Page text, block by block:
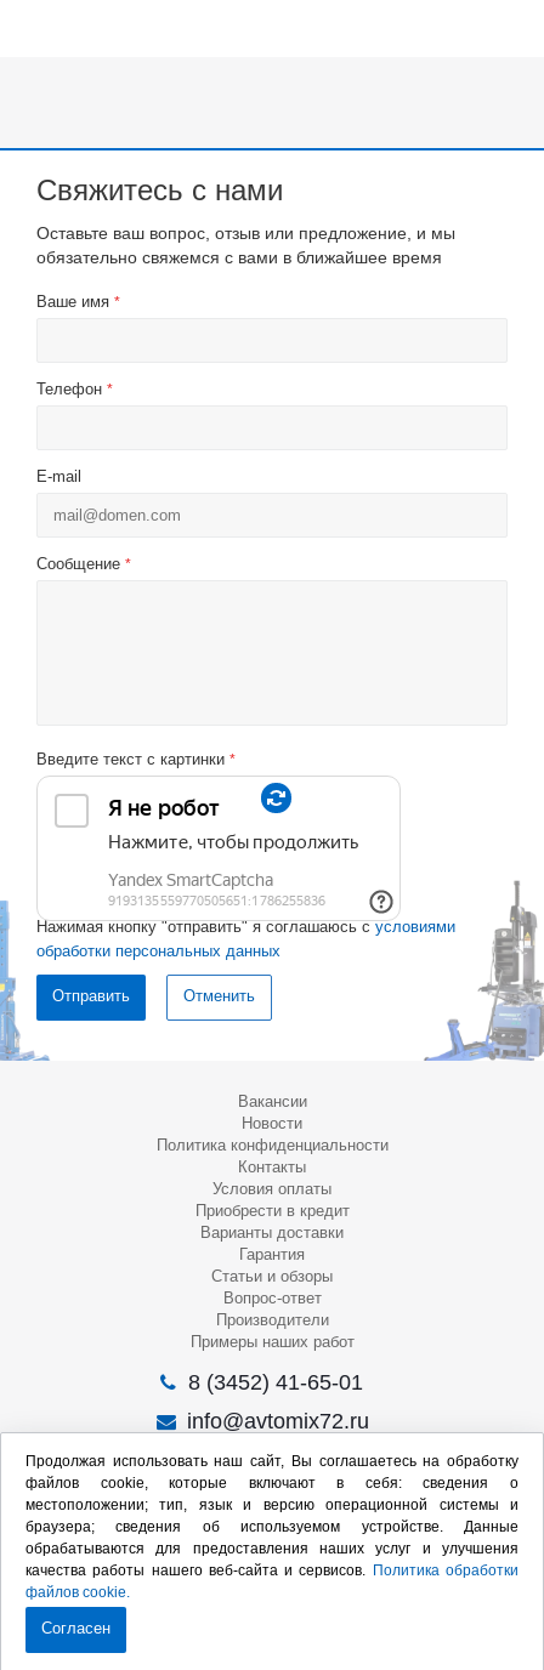
Свяжитесь с нами
Оставьте ваш вопрос, отзыв или предложение, и мы
обязательно свяжемся с вами в ближайшее время
Ваше имя *
Телефон *
E-mail
Сообщение *
Введите текст с картинки *
Нажимая кнопку "отправить" я соглашаюсь с условиями
обработки персональных данных
Отменить
Вакансии
Новости
Политика конфиденциальности
Контакты
Условия оплаты
Приобрести в кредит
Варианты доставки
Гарантия
Статьи и обзоры
Вопрос-ответ
Производители
Примеры наших работ
8 (3452) 41-65-01
info@avtomix72.ru
г. Тюмень, ул. 50 лет Октября, 120
Пн-Пт
: 09:00 – 19:00
Сб: 10:00 – 17:00
Вс: Выходной
Мы в социальных сетях:
Продолжая использовать наш сайт, Вы соглашаетесь на обработку
файлов cookie, которые включают в себя: сведения о
местоположении; тип, язык и версию операционной системы и
браузера; сведения об используемом устройстве. Данные
обрабатываются для предоставления наших услуг и улучшения
качества работы нашего веб-сайта и сервисов. Политика обработки
файлов cookie.
Согласен